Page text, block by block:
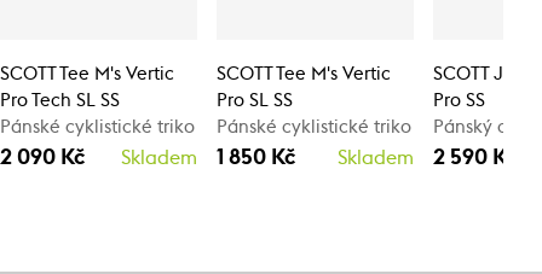
SCOTT Tee M's Vertic
Pro Tech SL SS
Pánské cyklistické triko
2 090 Kč Skladem
SCOTT Tee M's Vertic
Pro SL SS
Pánské cyklistické triko
1 850 Kč Skladem
SCOTT
Pro SS
Pánský
2 590 Kč